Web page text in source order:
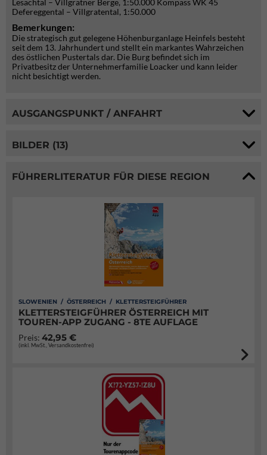
Lesachtal – Villgratner Berge, 1:50.000 Kompass WK 45
Defereggental – Villgratental, 1:50.000
Bemerkungen:
Die strategisch gut gelegene Höhenburganlage Heinfels besteht
seit dem 13. Jahrhundert und stellt ein markantes Wahrzeichen
des östlichen Pustertals dar. Die Burg befindet sich im
Privatbesitz der Unternehmerfamilie Loacker und kann leider
nicht besichtigt werden.
AUSGANGSPUNKT / ANFAHRT
BILDER (13)
FÜHRERLITERATUR FÜR DIESE REGION
SLOWENIEN / ÖSTERREICH / KLETTERSTEIGFÜHRER
KLETTERSTEIGFÜHRER ÖSTERREICH MIT
TOUREN-APP ZUGANG - 8TE AUFLAGE
Preis: 42,95 €
(inkl. MwSt., Versandkostenfrei)